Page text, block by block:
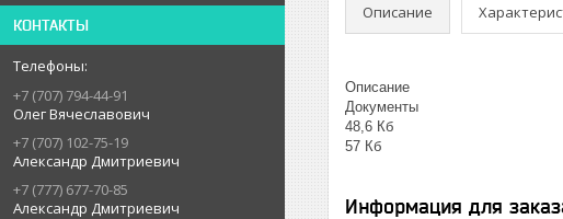
КОНТАКТЫ
+7 (707) 794-44-91
Олег Вячеславович
+7 (707) 102-75-19
Александр Дмитриевич
+7 (777) 677-70-85
Александр Дмитриевич
Описание
Описание
Документы
48,6 Кб
57 Кб
Информация для